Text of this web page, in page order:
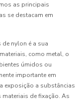
as principais
se destacam em
nylon é a sua
como metal, o
úmidos ou
importante em
exposição a substâncias
de fixação. As